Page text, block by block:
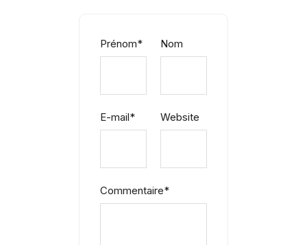
Prénom* Nom
E-mail* Website
Commentaire*